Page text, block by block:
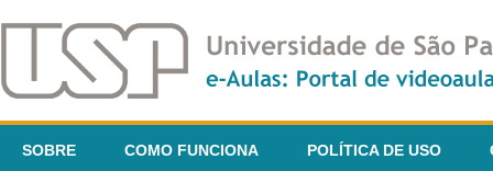
SOBRE COMO FUNCIONA POLÍTICA DE USO